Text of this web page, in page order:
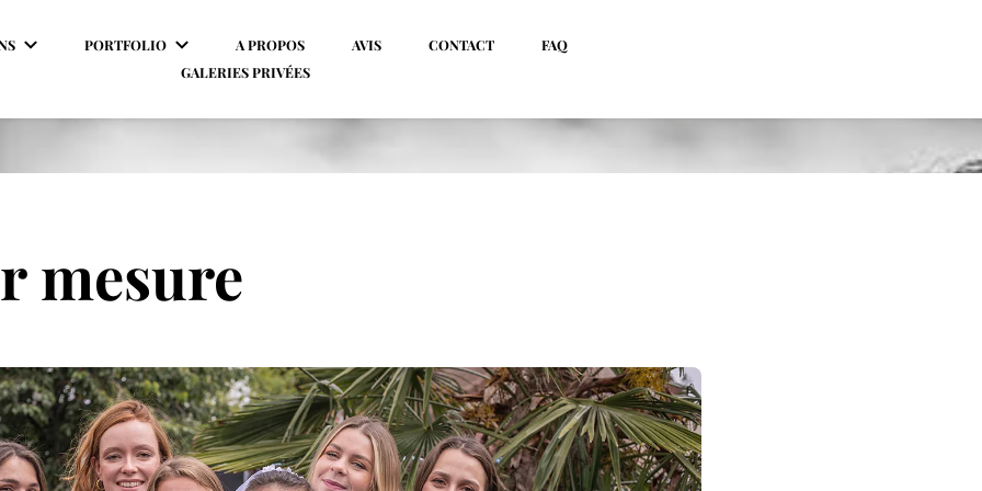
PORTFOLIO A PROPOS AVIS CONTACT
FAQ
GALERIES PRIVÉES
mesure